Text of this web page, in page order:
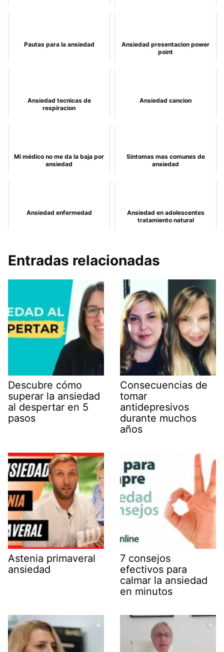
Pautas para la ansiedad
Ansiedad presentacion power
point
Ansiedad tecnicas de
respiracion
Ansiedad cancion
Mi médico no me da la baja por
ansiedad
Sintomas mas comunes de
ansiedad
Ansiedad enfermedad
Ansiedad en adolescentes
tratamiento natural
Entradas relacionadas
Descubre cómo
superar la ansiedad
al despertar en 5
pasos
Consecuencias de
tomar
antidepresivos
durante muchos
años
Astenia primaveral
ansiedad
7 consejos
efectivos para
calmar la ansiedad
en minutos